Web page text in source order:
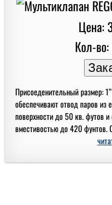
Цена:
Кол-во:
Присоеденительный размер:
обеспечивают отвод паров
поверхности до 50 кв. футов
вместивостью до 420 фунтов.